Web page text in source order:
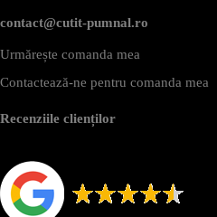
contact@cutit-pumnal.ro
Urmărește comanda mea
Contactează-ne pentru comanda mea
Recenziile clienților